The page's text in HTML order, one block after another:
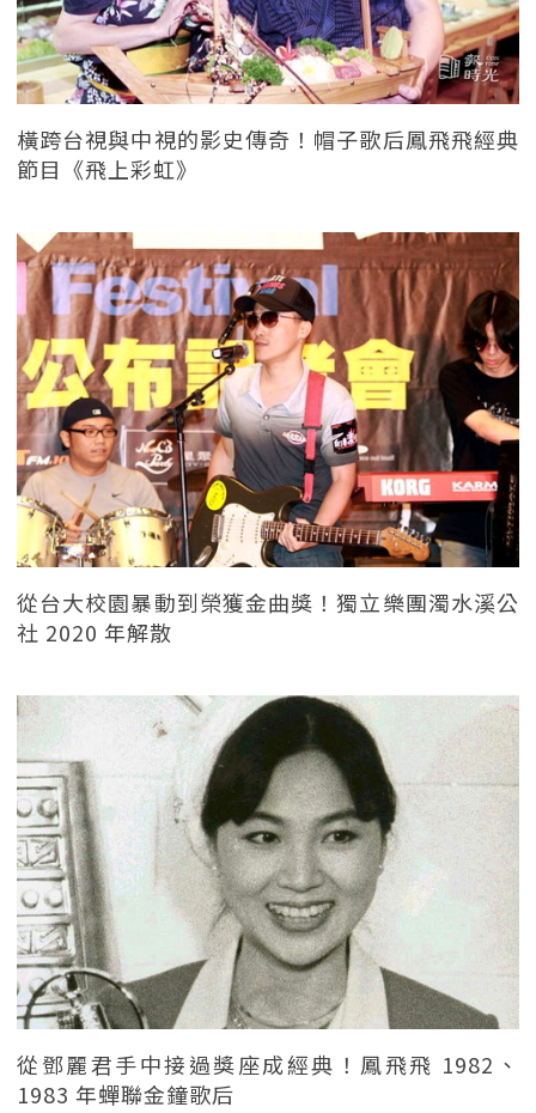
橫跨台視與中視的影史傳奇！帽子歌后鳳飛飛經典
節目《飛上彩虹》
從台大校園暴動到榮獲金曲獎！獨立樂團濁水溪公
社 2020 年解散
從鄧麗君手中接過獎座成經典！鳳飛飛 1982、
1983 年蟬聯金鐘歌后